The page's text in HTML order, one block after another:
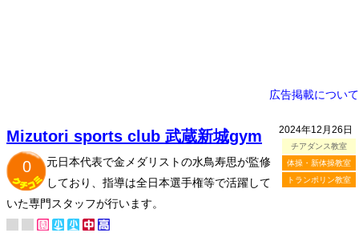
広告掲載について
2024年12月26日
チアダンス教室
体操・新体操教室
トランポリン教室
Mizutori sports club 武蔵新城gym
0
元日本代表で金メダリストの水鳥寿思が監修
しており、指導は全日本選手権等で活躍して
いた専門スタッフが行います。